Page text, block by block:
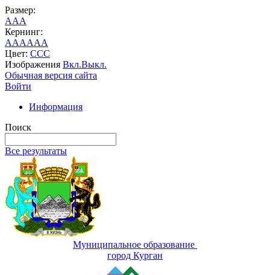
Размер:
AAA
Кернинг:
AAAAAA
Цвет: CCC
Изображения Вкл.Выкл.
Обычная версия сайта
Войти
Информация
Поиск
Все результаты
Муниципальное образование
город Курган